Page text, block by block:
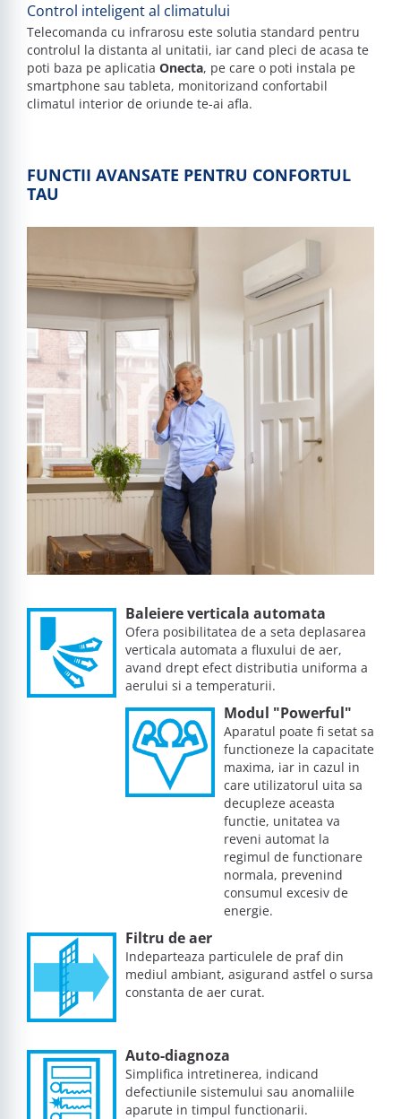
Control inteligent al climatului
Telecomanda cu infrarosu este solutia standard pentru
controlul la distanta al unitatii, iar cand pleci de acasa te
poti baza pe aplicatia Onecta, pe care o poti instala pe
smartphone sau tableta, monitorizand confortabil
climatul interior de oriunde te-ai afla.
FUNCTII AVANSATE PENTRU CONFORTUL
TAU
Baleiere verticala automata
Ofera posibilitatea de a seta deplasarea
verticala automata a fluxului de aer,
avand drept efect distributia uniforma a
aerului si a temperaturii.
Modul "Powerful"
Aparatul poate fi setat sa
functioneze la capacitate
maxima, iar in cazul in
care utilizatorul uita sa
decupleze aceasta
functie, unitatea va
reveni automat la
regimul de functionare
normala, prevenind
consumul excesiv de
energie.
Filtru de aer
Indeparteaza particulele de praf din
mediul ambiant, asigurand astfel o sursa
constanta de aer curat.
Auto-diagnoza
Simplifica intretinerea, indicand
defectiunile sistemului sau anomaliile
aparute in timpul functionarii.